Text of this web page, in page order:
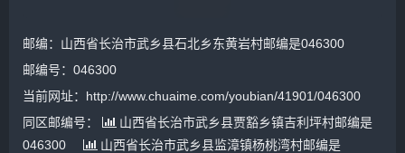
邮编：山西省长治市武乡县石北乡东黄岩村邮编是046300
邮编号：046300
当前网址：http://www.chuaime.com/youbian/41901/046300
同区邮编号：
山西省长治市武乡县贾豁乡镇吉利坪村邮编是
046300
山西省长治市武乡县监漳镇杨桃湾村邮编是